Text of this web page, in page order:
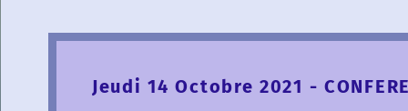
Jeudi 14 Octobre 2021 -